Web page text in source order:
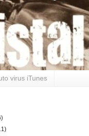
virus iTunes